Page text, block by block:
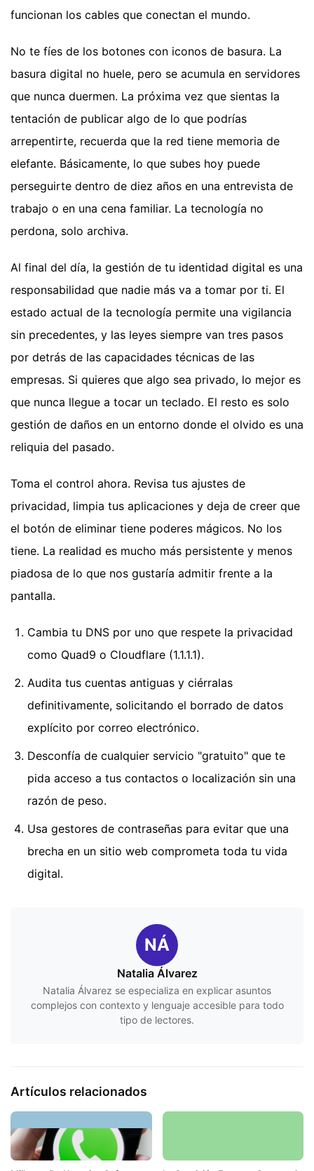
funcionan los cables que conectan el mundo.
No te fíes de los botones con iconos de basura. La
basura digital no huele, pero se acumula en servidores
que nunca duermen. La próxima vez que sientas la
tentación de publicar algo de lo que podrías
arrepentirte, recuerda que la red tiene memoria de
elefante. Básicamente, lo que subes hoy puede
perseguirte dentro de diez años en una entrevista de
trabajo o en una cena familiar. La tecnología no
perdona, solo archiva.
Al final del día, la gestión de tu identidad digital es una
responsabilidad que nadie más va a tomar por ti. El
estado actual de la tecnología permite una vigilancia
sin precedentes, y las leyes siempre van tres pasos
por detrás de las capacidades técnicas de las
empresas. Si quieres que algo sea privado, lo mejor es
que nunca llegue a tocar un teclado. El resto es solo
gestión de daños en un entorno donde el olvido es una
reliquia del pasado.
Toma el control ahora. Revisa tus ajustes de
privacidad, limpia tus aplicaciones y deja de creer que
el botón de eliminar tiene poderes mágicos. No los
tiene. La realidad es mucho más persistente y menos
piadosa de lo que nos gustaría admitir frente a la
pantalla.
Cambia tu DNS por uno que respete la privacidad
como Quad9 o Cloudflare (1.1.1.1).
Audita tus cuentas antiguas y ciérralas
definitivamente, solicitando el borrado de datos
explícito por correo electrónico.
Desconfía de cualquier servicio "gratuito" que te
pida acceso a tus contactos o localización sin una
razón de peso.
Usa gestores de contraseñas para evitar que una
brecha en un sitio web comprometa toda tu vida
digital.
NÁ
Natalia Álvarez
Natalia Álvarez se especializa en explicar asuntos
complejos con contexto y lenguaje accesible para todo
tipo de lectores.
Artículos relacionados